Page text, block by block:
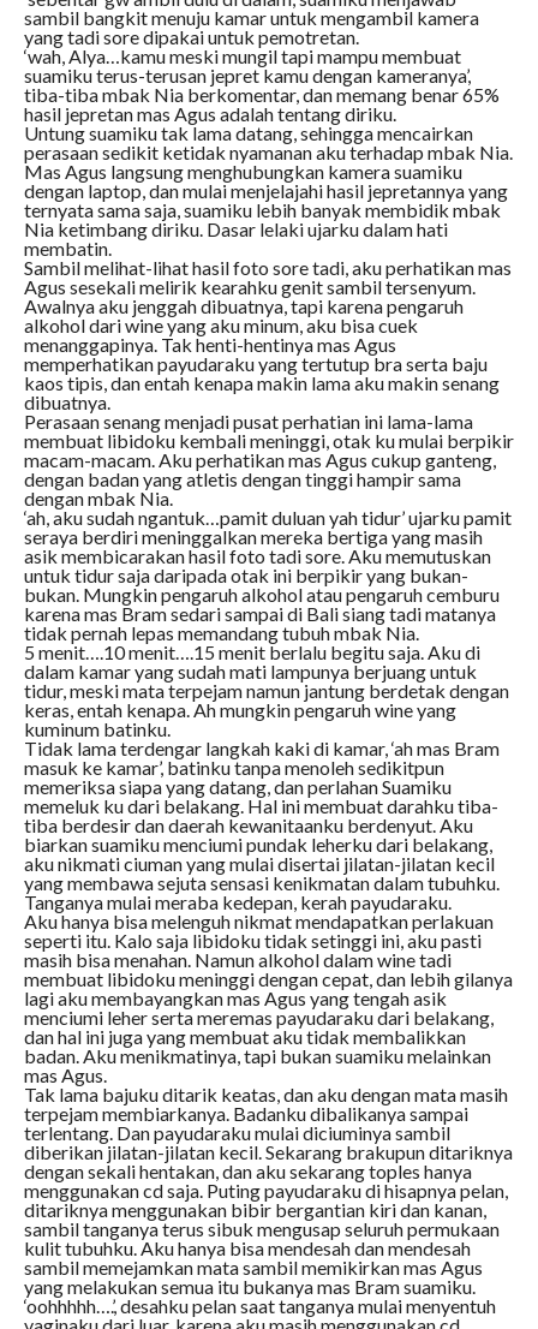
sambil bangkit menuju kamar untuk mengambil kamera
yang tadi sore dipakai untuk pemotretan.
‘wah, Alya…kamu meski mungil tapi mampu membuat
suamiku terus-terusan jepret kamu dengan kameranya’,
tiba-tiba mbak Nia berkomentar, dan memang benar 65%
hasil jepretan mas Agus adalah tentang diriku.
Untung suamiku tak lama datang, sehingga mencairkan
perasaan sedikit ketidak nyamanan aku terhadap mbak Nia.
Mas Agus langsung menghubungkan kamera suamiku
dengan laptop, dan mulai menjelajahi hasil jepretannya yang
ternyata sama saja, suamiku lebih banyak membidik mbak
Nia ketimbang diriku. Dasar lelaki ujarku dalam hati
membatin.
Sambil melihat-lihat hasil foto sore tadi, aku perhatikan mas
Agus sesekali melirik kearahku genit sambil tersenyum.
Awalnya aku jenggah dibuatnya, tapi karena pengaruh
alkohol dari wine yang aku minum, aku bisa cuek
menanggapinya. Tak henti-hentinya mas Agus
memperhatikan payudaraku yang tertutup bra serta baju
kaos tipis, dan entah kenapa makin lama aku makin senang
dibuatnya.
Perasaan senang menjadi pusat perhatian ini lama-lama
membuat libidoku kembali meninggi, otak ku mulai berpikir
macam-macam. Aku perhatikan mas Agus cukup ganteng,
dengan badan yang atletis dengan tinggi hampir sama
dengan mbak Nia.
‘ah, aku sudah ngantuk…pamit duluan yah tidur’ ujarku pamit
seraya berdiri meninggalkan mereka bertiga yang masih
asik membicarakan hasil foto tadi sore. Aku memutuskan
untuk tidur saja daripada otak ini berpikir yang bukan-
bukan. Mungkin pengaruh alkohol atau pengaruh cemburu
karena mas Bram sedari sampai di Bali siang tadi matanya
tidak pernah lepas memandang tubuh mbak Nia.
5 menit….10 menit….15 menit berlalu begitu saja. Aku di
dalam kamar yang sudah mati lampunya berjuang untuk
tidur, meski mata terpejam namun jantung berdetak dengan
keras, entah kenapa. Ah mungkin pengaruh wine yang
kuminum batinku.
Tidak lama terdengar langkah kaki di kamar, ‘ah mas Bram
masuk ke kamar’, batinku tanpa menoleh sedikitpun
memeriksa siapa yang datang, dan perlahan Suamiku
memeluk ku dari belakang. Hal ini membuat darahku tiba-
tiba berdesir dan daerah kewanitaanku berdenyut. Aku
biarkan suamiku menciumi pundak leherku dari belakang,
aku nikmati ciuman yang mulai disertai jilatan-jilatan kecil
yang membawa sejuta sensasi kenikmatan dalam tubuhku.
Tanganya mulai meraba kedepan, kerah payudaraku.
Aku hanya bisa melenguh nikmat mendapatkan perlakuan
seperti itu. Kalo saja libidoku tidak setinggi ini, aku pasti
masih bisa menahan. Namun alkohol dalam wine tadi
membuat libidoku meninggi dengan cepat, dan lebih gilanya
lagi aku membayangkan mas Agus yang tengah asik
menciumi leher serta meremas payudaraku dari belakang,
dan hal ini juga yang membuat aku tidak membalikkan
badan. Aku menikmatinya, tapi bukan suamiku melainkan
mas Agus.
Tak lama bajuku ditarik keatas, dan aku dengan mata masih
terpejam membiarkanya. Badanku dibalikanya sampai
terlentang. Dan payudaraku mulai diciuminya sambil
diberikan jilatan-jilatan kecil. Sekarang brakupun ditariknya
dengan sekali hentakan, dan aku sekarang toples hanya
menggunakan cd saja. Puting payudaraku di hisapnya pelan,
ditariknya menggunakan bibir bergantian kiri dan kanan,
sambil tanganya terus sibuk mengusap seluruh permukaan
kulit tubuhku. Aku hanya bisa mendesah dan mendesah
sambil memejamkan mata sambil memikirkan mas Agus
yang melakukan semua itu bukanya mas Bram suamiku.
‘oohhhhh….’, desahku pelan saat tanganya mulai menyentuh
vaginaku dari luar, karena aku masih menggunakan cd.